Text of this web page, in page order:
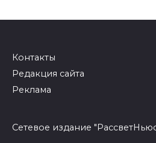
Контакты
Редакция сайта
Реклама
Сетевое издание